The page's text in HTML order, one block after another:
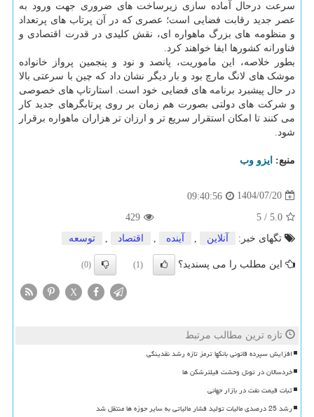
سرعت درحال آماده سازی زیرساخت های ضروری جهت ورود به
عصر جدید رقابت فضایی است؛ عصری که در آن پرتاب های پرتعداد
و منظومه های بزرگ ماهواره ای، نقش کلیدی در قدرت اقتصادی و
فناورانه کشورها ایفا خواهند کرد.
بطور خلاصه، این ماموریت، پانصد و نود و پنجمین پرواز خانواده
موشک های لانگ مارچ بود و بار دیگر نشان داد که چین با سرعتی بالا
در حال پیشبرد برنامه های فضایی خود است. استارتاپ های خصوصی
و شرکت های دولتی بصورت هم زمان بر روی پرتابگرهای جدید کار
می کنند تا امکان استقرار سریع تر و ارزان تر هزاران ماهواره برقرار
شود.
منبع: ایزو وب
1404/07/20
09:40:56
5.0
/
5
429
تگهای خبر:
آنلاین , آینده , اقتصاد , توسعه
این مطلب را می پسندید؟ (1)
(0)
X
تازه ترین مطالب مرتبط
افزایش سپرده قانونی بانکها ترمز تازه رشد نقدینگی
خردسالان در تونل وحشت فیلترشکن ها
ثبات قیمت نفت در بازار جهانی
رشد 25 درصدی مالیات تولید فشار مالیاتی به سایر حوزه ها منتقل شد